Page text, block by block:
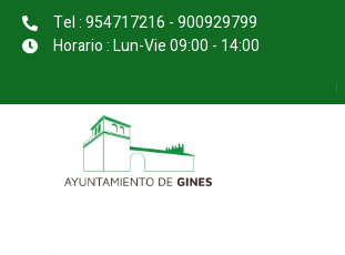
Tel : 954717216 - 900929799
Horario : Lun-Vie 09:00 - 14:00